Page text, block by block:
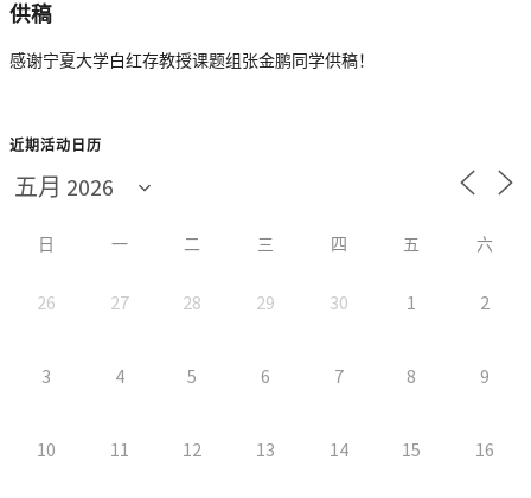
供稿
感谢宁夏大学白红存教授课题组张金鹏同学供稿！
近期活动日历
日 一 二 三 四 五 六
26 27 28 29 30 1 2
3 4 5 6 7 8 9
10 11 12 13 14 15 16